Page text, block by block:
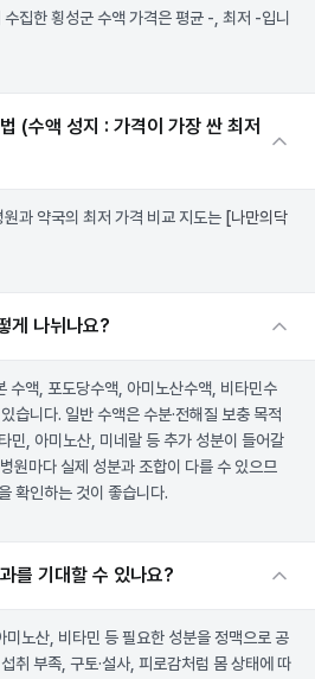
수집한 횡성군 수액 가격은 평균 -, 최저 -입니
(수액 성지 : 가격이 가장 싼 최저
과 약국의 최저 가격 비교 지도는 [나만의닥
게 나뉘나요?
수액, 포도당수액, 아미노산수액, 비타민수
습니다. 일반 수액은 수분·전해질 보충 목적
민, 아미노산, 미네랄 등 추가 성분이 들어갈
원마다 실제 성분과 조합이 다를 수 있으므
확인하는 것이 좋습니다.
를 기대할 수 있나요?
노산, 비타민 등 필요한 성분을 정맥으로 공
취 부족, 구토·설사, 피로감처럼 몸 상태에 따